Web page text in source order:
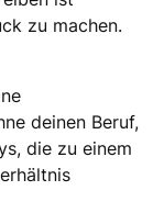
zu machen.
deinen Beruf,
die zu einem